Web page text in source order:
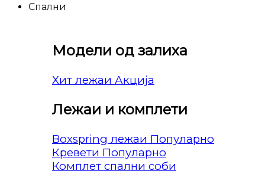
Спални
Модели од залиха
Хит лежаи
Лежаи и комплети
Boxspring лежаи
Кревети
Комплет спални соби